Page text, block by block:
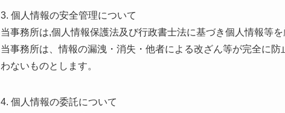
3. 個人情報の安全管理について
当事務所は,個人情報保護法及び行政書士法に基づき個人情報等
当事務所は、情報の漏洩・消失・他者による改ざん等が完全に
わないものとします。
4. 個人情報の委託について